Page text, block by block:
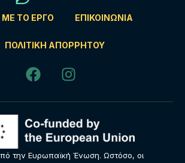
ΜΕ ΤΟ ΈΡΓΟ ΕΠΙΚΟΙΝΩΝΊΑ
ΠΟΛΙΤΙΚΉ ΑΠΟΡΡΉΤΟΥ
την Ευρωπαϊκή Ένωση. Ωστόσο, οι